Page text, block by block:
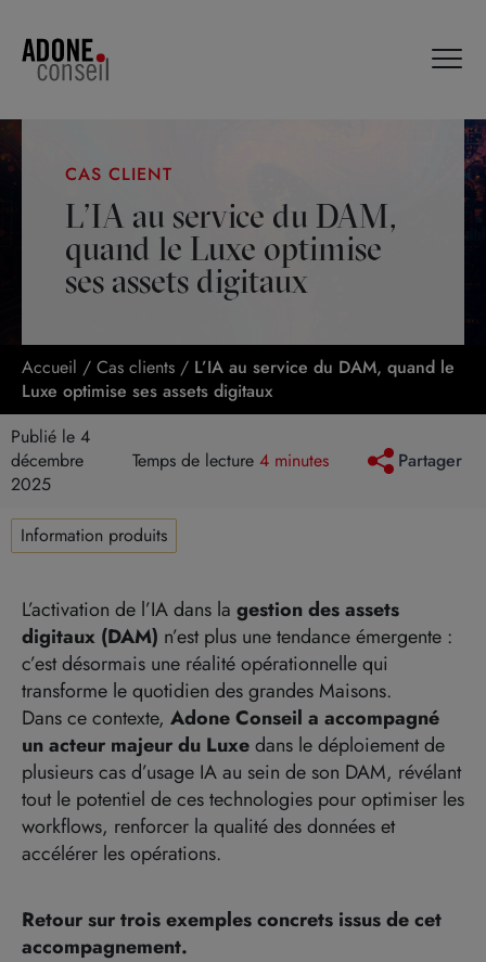
L’IA au service du DAM,
quand le Luxe optimise
ses assets digitaux
CAS CLIENT
Accueil / Cas clients / L’IA au service du DAM, quand le
Luxe optimise ses assets digitaux
Publié le 4
décembre
2025
Temps de lecture 4 minutes Partager
Information produits
L’activation de l’IA dans la gestion des assets
digitaux (DAM) n’est plus une tendance émergente :
c’est désormais une réalité opérationnelle qui
transforme le quotidien des grandes Maisons.
Dans ce contexte, Adone Conseil a accompagné
un acteur majeur du Luxedans le déploiement de
plusieurs cas d’usage IA au sein de son DAM, révélant
tout le potentiel de ces technologies pour optimiser les
workflows, renforcer la qualité des données et
accélérer les opérations.
Retour sur trois exemples concrets issus de cet
accompagnement.